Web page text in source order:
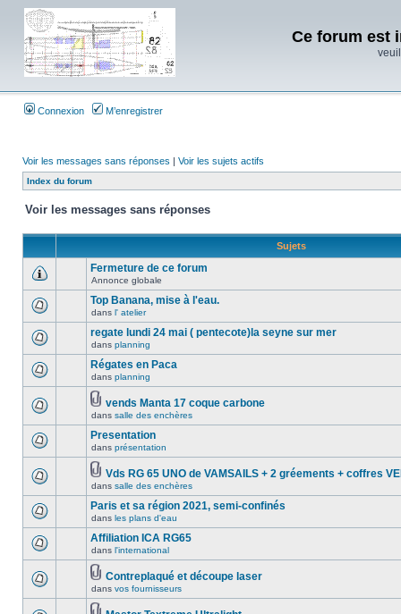
Ce forum est
Connexion M’enregistrer
Voir les messages sans réponses | Voir les sujets actifs
Index du forum
Voir les messages sans réponses
Sujets
Fermeture de ce forum
Annonce globale
Top Banana, mise à l'eau.
dans l' atelier
regate lundi 24 mai ( pentecote)la seyne sur mer
dans planning
Régates en Paca
dans planning
vends Manta 17 coque carbone
dans salle des enchères
Presentation
dans présentation
Vds RG 65 UNO de VAMSAILS + 2 gréements + coffres
dans salle des enchères
Paris et sa région 2021, semi-confinés
dans les plans d'eau
Affiliation ICA RG65
dans l'international
Contreplaqué et découpe laser
dans vos fournisseurs